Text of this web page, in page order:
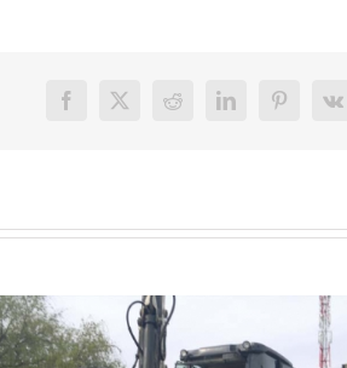
FacebookTwitterReddit LinkedInPinterest
Vk